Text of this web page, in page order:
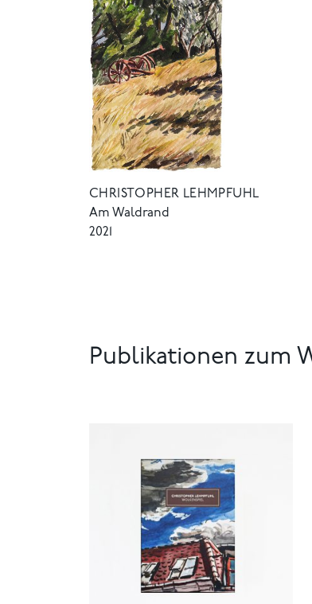
CHRISTOPHER LEHMPFUHL
Am Waldrand
2021
Publikationen zum